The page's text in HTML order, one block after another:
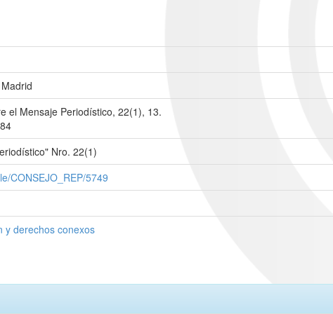
el Mensaje Periodístico, 22(1), 13.
Nro. 22(1)
CONSEJO_REP/5749
y derechos conexos